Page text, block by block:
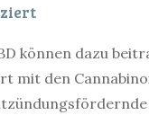
können dazu
mit den